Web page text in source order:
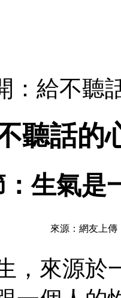
：給不
聽話
：生氣是
來源：網友上
來源於